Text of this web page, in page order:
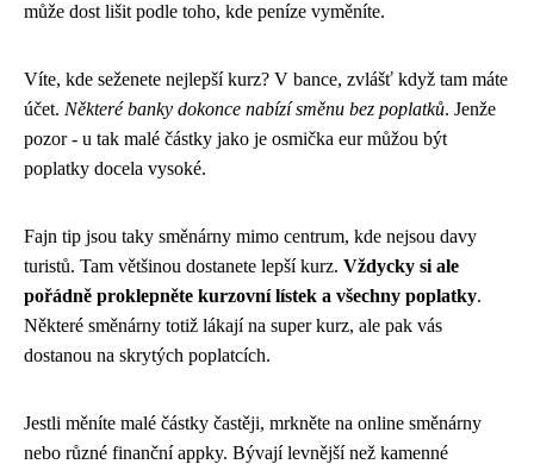
může dost lišit podle toho, kde peníze vyměníte.
Víte, kde seženete nejlepší kurz? V bance, zvlášť když tam máte
účet. Některé banky dokonce nabízí směnu bez poplatků. Jenže
pozor - u tak malé částky jako je osmička eur můžou být
poplatky docela vysoké.
Fajn tip jsou taky směnárny mimo centrum, kde nejsou davy
turistů. Tam většinou dostanete lepší kurz. Vždycky si ale
pořádně proklepněte kurzovní lístek a všechny poplatky.
Některé směnárny totiž lákají na super kurz, ale pak vás
dostanou na skrytých poplatcích.
Jestli měníte malé částky častěji, mrkněte na online směnárny
nebo různé finanční appky. Bývají levnější než kamenné